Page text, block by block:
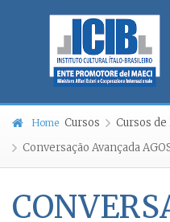
Home Cursos
Cursos
Conversação Avançada